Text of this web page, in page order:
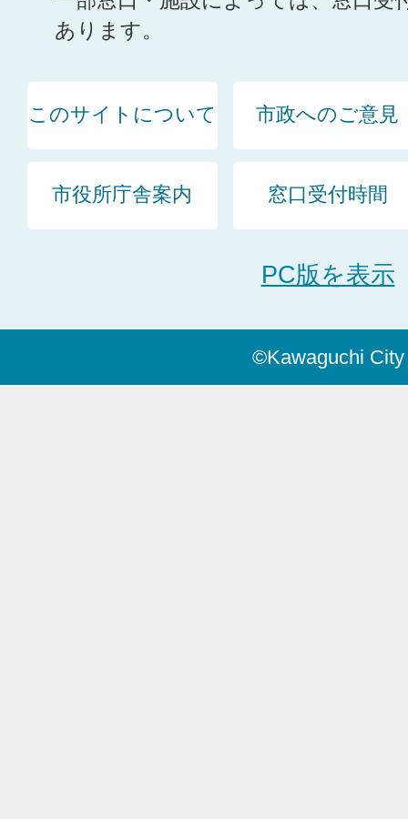
あります。
このサイトについて 市政へのご意見
市役所庁舎案内 窓口受付時間
PC版を表示
©Kawaguchi City